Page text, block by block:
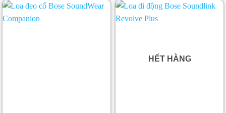
0
sao
0
sao
HẾT HÀNG